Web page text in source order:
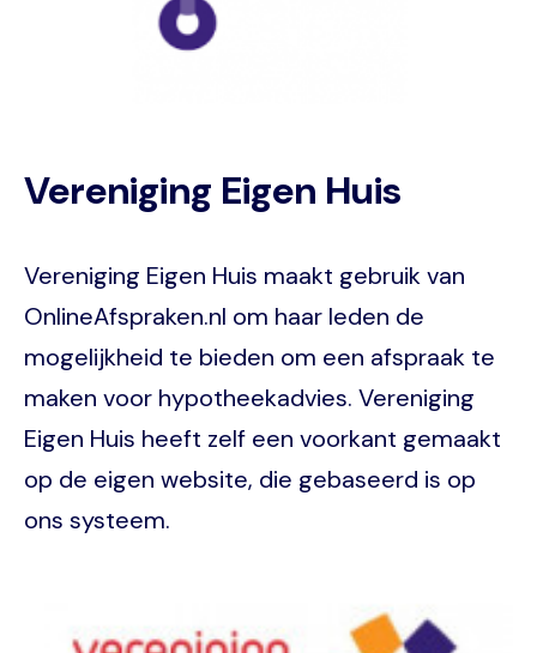
Vereniging Eigen Huis
Vereniging Eigen Huis maakt gebruik van
OnlineAfspraken.nl om haar leden de
mogelijkheid te bieden om een afspraak te
maken voor hypotheekadvies. Vereniging
Eigen Huis heeft zelf een voorkant gemaakt
op de eigen website, die gebaseerd is op
ons systeem.